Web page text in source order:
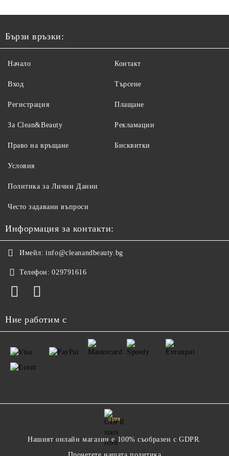
Бързи връзки:
Начало
Вход
Регистрация
За Clean&Beauty
Контакт
Търсене
Плащане
Рекламации
Право на връщане
Условия
Политика за Лични Данни
Често задавани въпроси
Бисквитки
Информация за контакти:
Имейл: info@cleanandbeauty.bg
Телефон: 029791616
Ние работим с
GDPR
Нашият онлайн магазин е 100% съобразен с GDPR.